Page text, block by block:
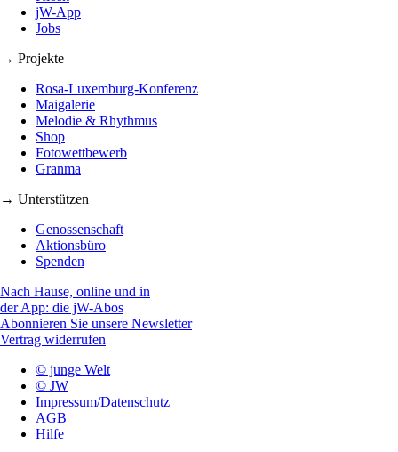
jW-App
Jobs
→ Projekte
Rosa-Luxemburg-Konferenz
Maigalerie
Melodie & Rhythmus
Shop
Fotowettbewerb
Granma
→ Unterstützen
Genossenschaft
Aktionsbüro
Spenden
Nach Hause, online und in
der App: die jW-Abos
Abonnieren Sie unsere Newsletter
Vertrag widerrufen
© junge Welt
© JW
Impressum/Datenschutz
AGB
Hilfe